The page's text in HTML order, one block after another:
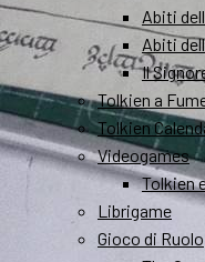
Abiti
Abiti
Il
Tolkien a
Tolkien
Videogames
Tolkien
Librigame
Gioco di Ruolo